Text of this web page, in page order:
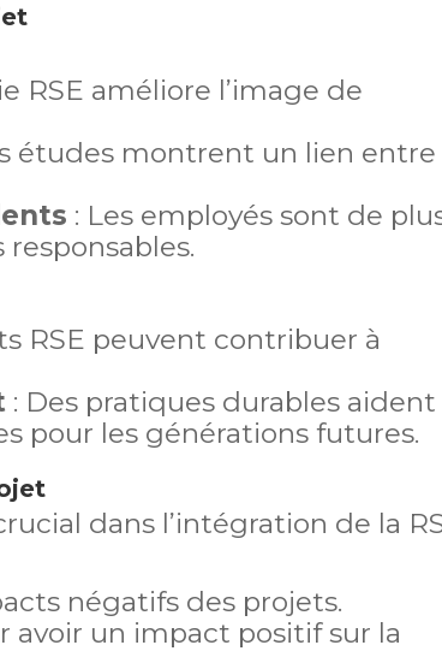
RSE améliore l’image de
études montrent un lien entre
: Les employés sont de
RSE peuvent contribuer à
: Des pratiques durables aident
pour les générations futures.
dans l’intégration de la
négatifs des projets.
un impact positif sur la